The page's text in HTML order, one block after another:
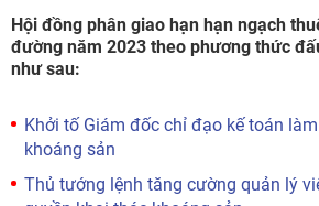
Hội đồng phân giao hạn hạn ngạch
đường năm 2023 theo phương thức
như sau:
Khởi tố Giám đốc chỉ đạo kế toán
khoáng sản
Thủ tướng lệnh tăng cường quản lý